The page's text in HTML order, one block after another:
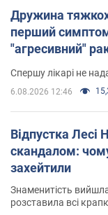
Дружина
перший
"агресивний"
Спершу лікарі не
6.08.2026 12:46
Відпустка Лесі
скандалом:
захейтили
Знаменитість
розставила всі